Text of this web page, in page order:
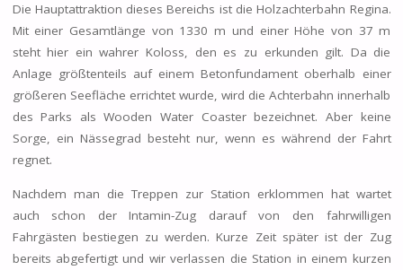
Die Hauptattraktion dieses Bereichs ist die Holzachterbahn Regina.
Mit einer Gesamtlänge von 1330 m und einer Höhe von 37 m
steht hier ein wahrer Koloss, den es zu erkunden gilt. Da die
Anlage größtenteils auf einem Betonfundament oberhalb einer
größeren Seefläche errichtet wurde, wird die Achterbahn innerhalb
des Parks als Wooden Water Coaster bezeichnet. Aber keine
Sorge, ein Nässegrad besteht nur, wenn es während der Fahrt
regnet.
Nachdem man die Treppen zur Station erklommen hat wartet
auch schon der Intamin-Zug darauf von den fahrwilligen
Fahrgästen bestiegen zu werden. Kurze Zeit später ist der Zug
bereits abgefertigt und wir verlassen die Station in einem kurzen